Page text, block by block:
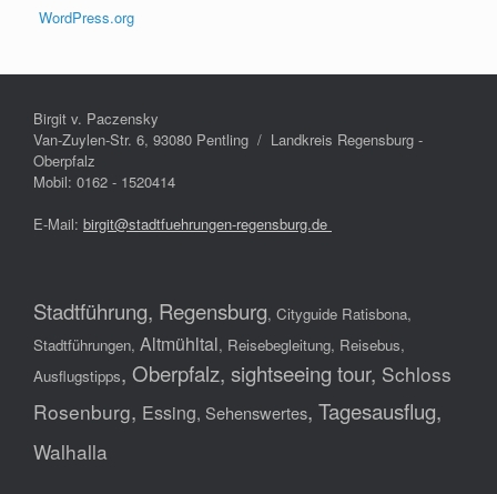
WordPress.org
Birgit v. Paczensky
Van-Zuylen-Str. 6, 93080 Pentling / Landkreis Regensburg -
Oberpfalz
Mobil: 0162 - 1520414
E-Mail: birgit@stadtfuehrungen-regensburg.de
Stadtführung, Regensburg, Cityguide Ratisbona,
Stadtführungen, Altmühltal, Reisebegleitung, Reisebus,
Ausflugstipps, Oberpfalz, sightseeing tour, Schloss
Rosenburg, Essing, Sehenswertes, Tagesausflug,
Walhalla